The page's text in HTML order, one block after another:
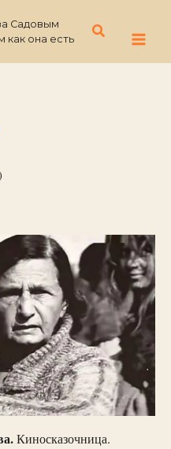
Садовым
как она есть
Поиск
Киносказочница.